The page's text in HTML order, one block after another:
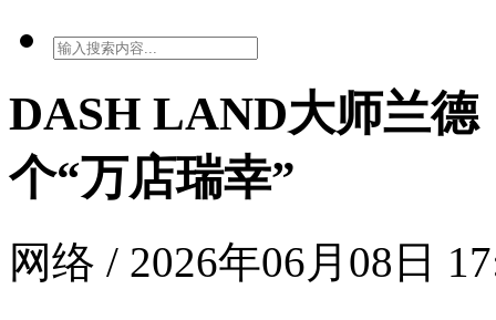
DASH LAND大师兰德
个“万店瑞幸”
网络 / 2026年06月08日